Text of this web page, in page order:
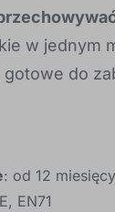
w jednym
do
: od 12 miesięcy
EN71